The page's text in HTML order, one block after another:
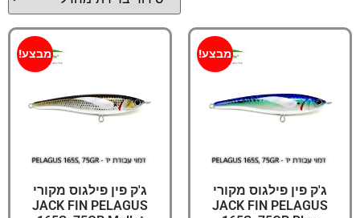
מבצע!
ג'ק פין פילגוס מקורי
JACK FIN PELAGUS
מבצע!
ג'ק פין פילגוס מקורי
JACK FIN PELAGUS